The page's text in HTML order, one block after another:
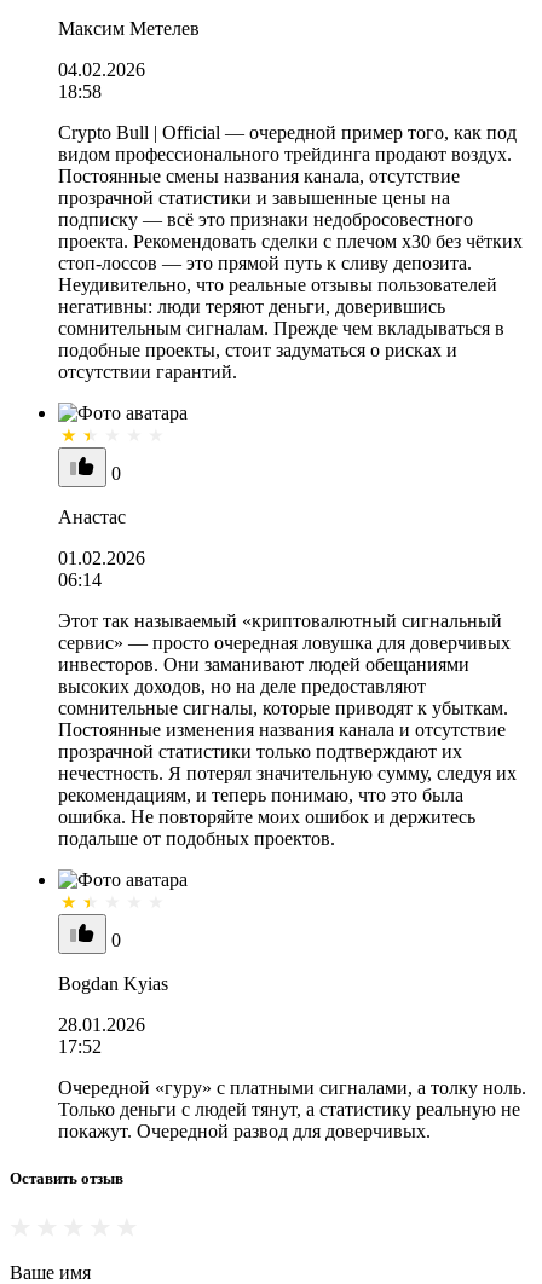
Максим Метелев
04.02.2026
18:58
Crypto Bull | Official — очередной пример того, как под
видом профессионального трейдинга продают воздух.
Постоянные смены названия канала, отсутствие
прозрачной статистики и завышенные цены на
подписку — всё это признаки недобросовестного
проекта. Рекомендовать сделки с плечом x30 без чётких
стоп-лоссов — это прямой путь к сливу депозита.
Неудивительно, что реальные отзывы пользователей
негативны: люди теряют деньги, доверившись
сомнительным сигналам. Прежде чем вкладываться в
подобные проекты, стоит задуматься о рисках и
отсутствии гарантий.
0
Анастас
01.02.2026
06:14
Этот так называемый «криптовалютный сигнальный
сервис» — просто очередная ловушка для доверчивых
инвесторов. Они заманивают людей обещаниями
высоких доходов, но на деле предоставляют
сомнительные сигналы, которые приводят к убыткам.
Постоянные изменения названия канала и отсутствие
прозрачной статистики только подтверждают их
нечестность. Я потерял значительную сумму, следуя их
рекомендациям, и теперь понимаю, что это была
ошибка. Не повторяйте моих ошибок и держитесь
подальше от подобных проектов.
0
Bogdan Kyias
28.01.2026
17:52
Очередной «гуру» с платными сигналами, а толку ноль.
Только деньги с людей тянут, а статистику реальную не
покажут. Очередной развод для доверчивых.
Оставить отзыв
Ваше имя